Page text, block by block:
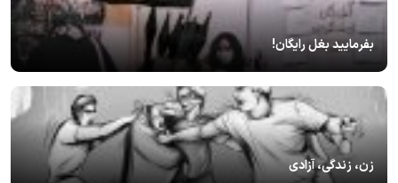
بفرمایید بغل رایگان!
زن، زندگی، آزادی